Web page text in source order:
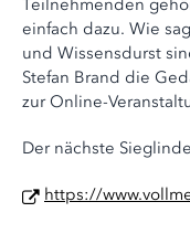
Teilnehmenden
einfach dazu. Wie
und Wissensdurst
Stefan Brand die
zur Online-
Der nächste
https://